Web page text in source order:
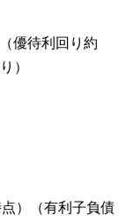
優待利回り約
）
点）（有利子負債